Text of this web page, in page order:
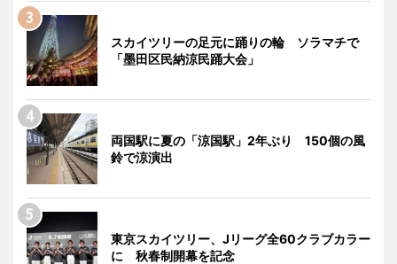
スカイツリーの足元に踊りの輪 ソラマチで
「墨田区民納涼民踊大会」
両国駅に夏の「涼国駅」2年ぶり 150個の風
鈴で涼演出
東京スカイツリー、Jリーグ全60クラブカラー
に 秋春制開幕を記念